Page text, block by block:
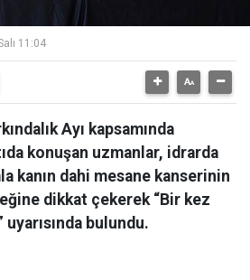
11:04
Ayı kapsamında
konuşan uzmanlar, idrarda
kanın dahi mesane kanserinin
dikkat çekerek “Bir kez
uyarısında bulundu.